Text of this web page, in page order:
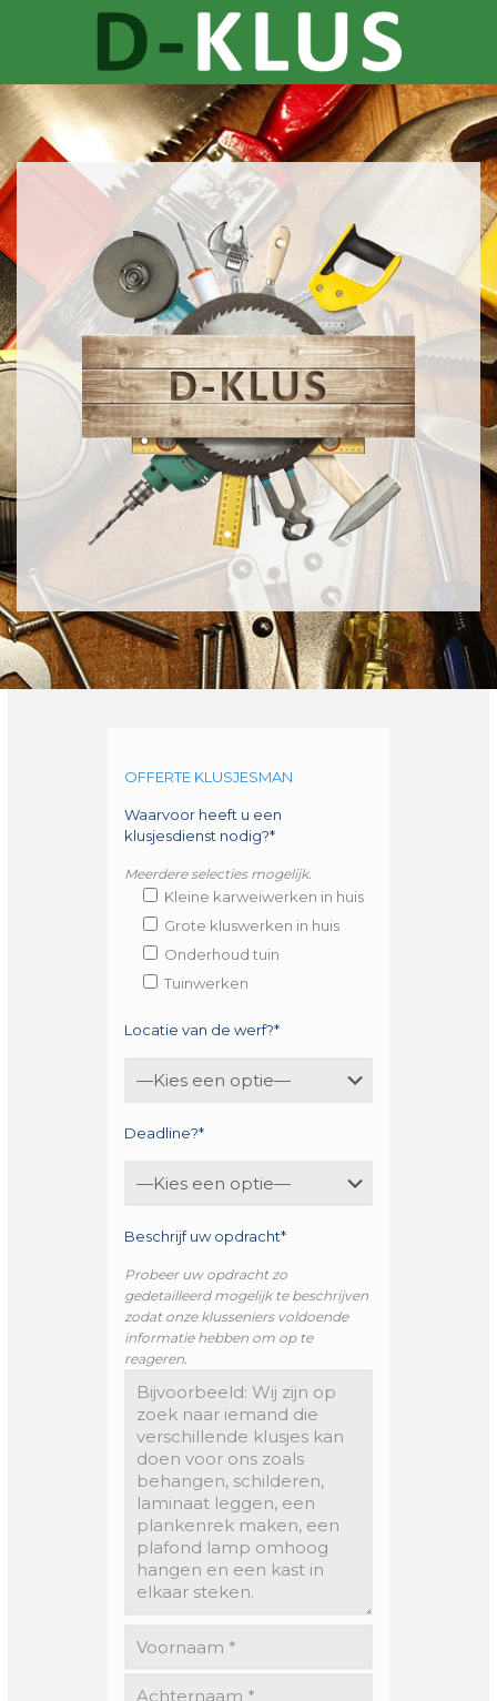
OFFERTE KLUSJESMAN
Waarvoor heeft u een
klusjesdienst nodig?*
Meerdere selecties mogelijk.
Kleine karweiwerken in huis
Grote kluswerken in huis
Onderhoud tuin
Tuinwerken
Locatie van de werf?*
Deadline?*
Beschrijf uw opdracht*
Probeer uw opdracht zo
gedetailleerd mogelijk te beschrijven
zodat onze klusseniers voldoende
informatie hebben om op te
reageren.